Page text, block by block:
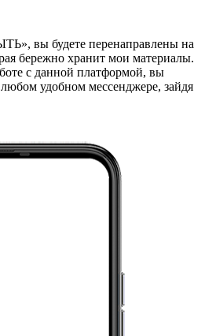
вы будете перенаправлены на
бережно хранит мои материалы.
с данной платформой, вы
любом удобном мессенджере, зайдя